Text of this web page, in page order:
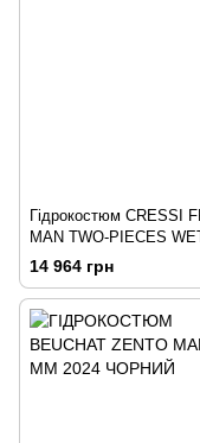
Гідрокостюм CRESSI
MAN TWO-PIECES
3.5mm
14 964 грн